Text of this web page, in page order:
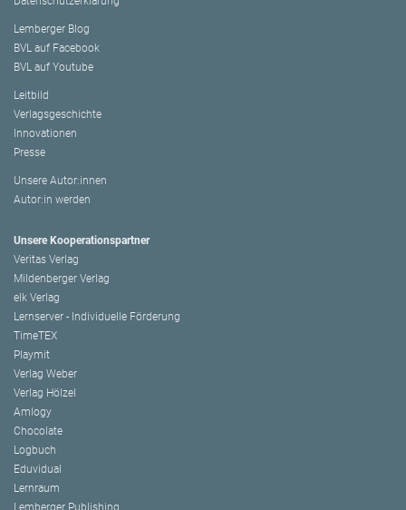
Lemberger Blog
BVL auf Facebook
BVL auf Youtube
Leitbild
Verlagsgeschichte
Innovationen
Presse
Unsere Autor:innen
Autor:in werden
Unsere Kooperationspartner
Veritas Verlag
Mildenberger Verlag
elk Verlag
Lernserver - Individuelle Förderung
TimeTEX
Playmit
Verlag Weber
Verlag Hölzel
Amlogy
Chocolate
Logbuch
Eduvidual
Lernraum